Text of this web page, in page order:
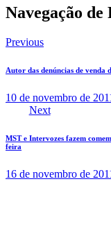
Navegação de
Previous
Autor das denúncias de venda
10 de novembro de
Next
MST e Intervozes fazem
feira
16 de novembro de